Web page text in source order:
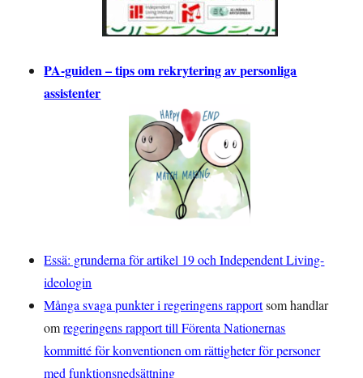
PA-guiden – tips om rekrytering av personliga
assistenter
Essä: grunderna för artikel 19 och Independent Living-
ideologin
Många svaga punkter i regeringens rapportsom handlar
omregeringens rapport till Förenta Nationernas
kommitté för konventionen om rättigheter för personer
med funktionsnedsättning